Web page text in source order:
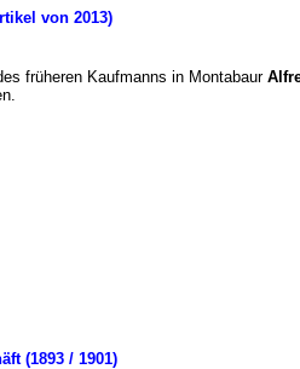
von 2013)
früheren Kaufmanns in Montabaur
(1893 / 1901)